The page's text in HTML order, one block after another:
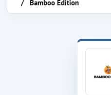
Bamboo Édition
Maison